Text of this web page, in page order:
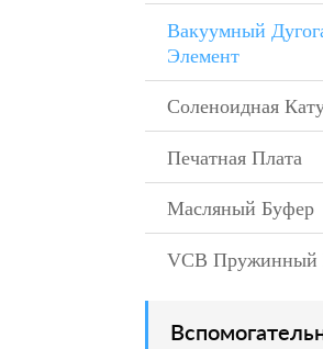
Вакуумный
Элемент
Соленоидная
–
Печатная Плата
–
Масляный Буфер
VCB Пружинный
–
–